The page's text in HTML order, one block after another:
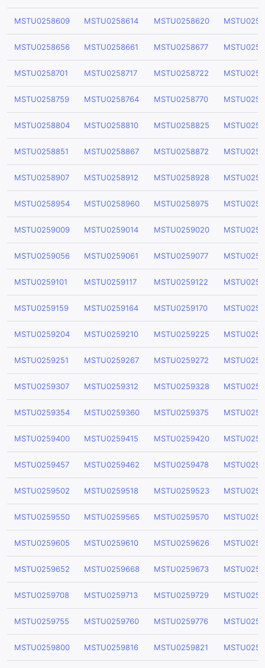
MSTU0258609 MSTU0258614 MSTU0258620
MSTU0258656 MSTU0258661 MSTU0258677
MSTU0258701 MSTU0258717 MSTU0258722
MSTU0258759 MSTU0258764 MSTU0258770
MSTU0258804 MSTU0258810 MSTU0258825
MSTU0258851 MSTU0258867 MSTU0258872
MSTU0258907 MSTU0258912 MSTU0258928
MSTU0258954 MSTU0258960 MSTU0258975
MSTU0259009 MSTU0259014 MSTU0259020
MSTU0259056 MSTU0259061 MSTU0259077
MSTU0259101 MSTU0259117 MSTU0259122
MSTU0259159 MSTU0259164 MSTU0259170
MSTU0259204 MSTU0259210 MSTU0259225
MSTU0259251 MSTU0259267 MSTU0259272
MSTU0259307 MSTU0259312 MSTU0259328
MSTU0259354 MSTU0259360 MSTU0259375
MSTU0259400 MSTU0259415 MSTU0259420
MSTU0259457 MSTU0259462 MSTU0259478
MSTU0259502 MSTU0259518 MSTU0259523
MSTU0259550 MSTU0259565 MSTU0259570
MSTU0259605 MSTU0259610 MSTU0259626
MSTU0259652 MSTU0259668 MSTU0259673
MSTU0259708 MSTU0259713 MSTU0259729
MSTU0259755 MSTU0259760 MSTU0259776
MSTU0259800 MSTU0259816 MSTU0259821